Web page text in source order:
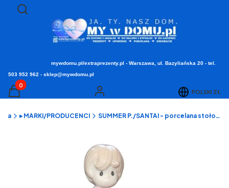
Otwórz wyszukiwarkę
Szukaj
mywdomu.pl/extraprezenty.pl - Warszawa, ul. Bazyliańska 20 - tel.
503 952 962 - sklep@mywdomu.pl
Produkty w koszyku: 0. Zobacz szczegóły
Koszyk Zaloguj się POLSKI ZŁ
▸ MARKI/PRODUCENCI SUMMER P./SANTAI - porcelana stołowa, dekoracje, upominki